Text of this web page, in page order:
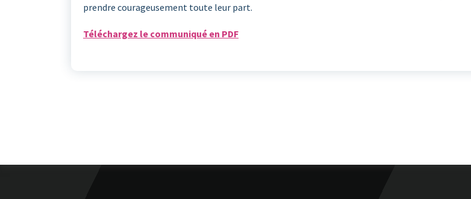
prendre courageusement toute leur part.
Téléchargez le communiqué en PDF